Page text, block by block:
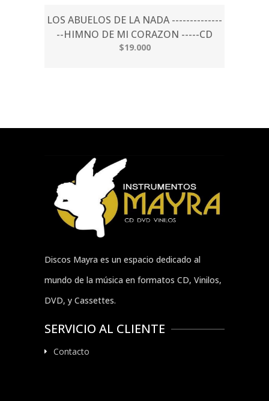
LOS ABUELOS DE LA NADA --------------
--HIMNO DE MI CORAZON -----CD
$19.000
Discos Mayra es un espacio dedicado al
mundo de la música en formatos CD, Vinilos,
DVD, y Cassettes.
SERVICIO AL CLIENTE
Contacto